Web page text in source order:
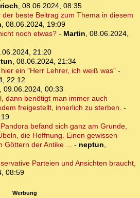
, 08.06.2024, 08:35
der beste Beitrag zum Thema in diesem
, 08.06.2024, 19:09
noch etwas?- Martin, 08.06.2024,
21:20
, 08.06.2024, 21:34
ein "Herr Lehrer, ich weiß was"-
22:12
, 09.06.2024, 00:33
dann benötigt man immer auch
freigestellt, innerlich zu sterben. -
befand sich ganz am Grunde,
die Hoffnung. Einen gewissen
Göttern der Antike ... - neptun,
Parteien und Ansichten braucht,
08:59
Werbung